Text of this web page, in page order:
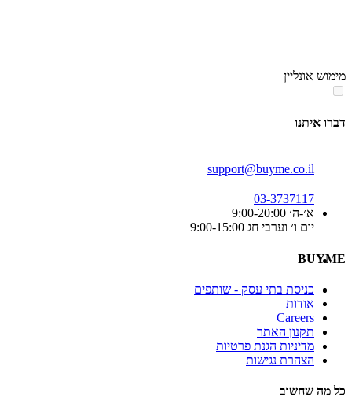
אזור
מימוש אונליין
דברו איתנו
support@buyme.co.il
03-3737117
א׳-ה׳ 9:00-20:00
יום ו׳ וערבי חג 9:00-15:00
BUYME
כניסת בתי עסק - שותפים
אודות
Careers
תקנון האתר
מדיניות הגנת פרטיות
הצהרת נגישות
כל מה שחשוב